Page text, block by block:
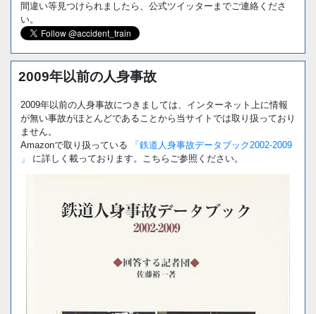
間違い等見つけられましたら、公式ツイッターまでご連絡くださ
い。
2009年以前の人身事故
2009年以前の人身事故につきましては、インターネット上に情報
が無い事故がほとんどであることから当サイトでは取り扱っており
ません。
Amazonで取り扱っている
「鉄道人身事故データブック2002-2009
」
に詳しく載っております。こちらご参照ください。